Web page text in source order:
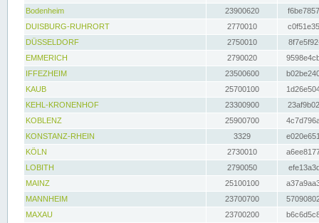
Bodenheim
23900620
DUISBURG-RUHRORT
2770010
DÜSSELDORF
2750010
EMMERICH
2790020
IFFEZHEIM
23500600
KAUB
25700100
KEHL-KRONENHOF
23300900
KOBLENZ
25900700
KONSTANZ-RHEIN
3329
KÖLN
2730010
LOBITH
2790050
MAINZ
25100100
MANNHEIM
23700700
MAXAU
23700200